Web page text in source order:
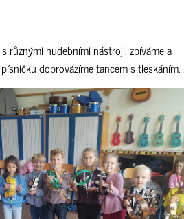
různými hudebními nástroji, zpíváme a
doprovázíme tancem s tleskáním.